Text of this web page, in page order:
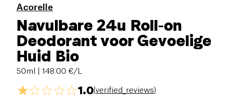
Acorelle
Navulbare 24u Roll-on
Deodorant voor Gevoelige
Huid Bio
50ml | 148.00 €/L
1.0(verified_reviews)